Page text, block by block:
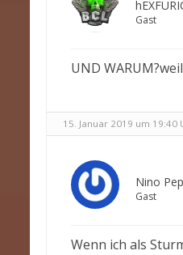
Gast
UND
15. Januar 2019 um 19:40
Nino
Gast
Wenn ich als